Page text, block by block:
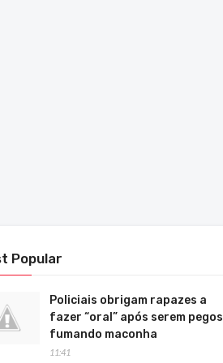
Popular
Policiais obrigam rapazes a
fazer “oral” após serem pegos
fumando maconha
11:41